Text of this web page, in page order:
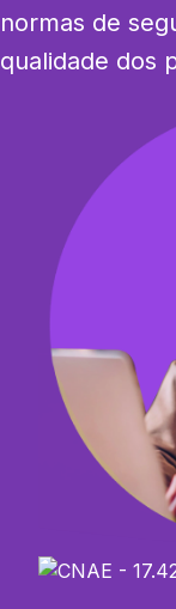
normas de
qualidade dos